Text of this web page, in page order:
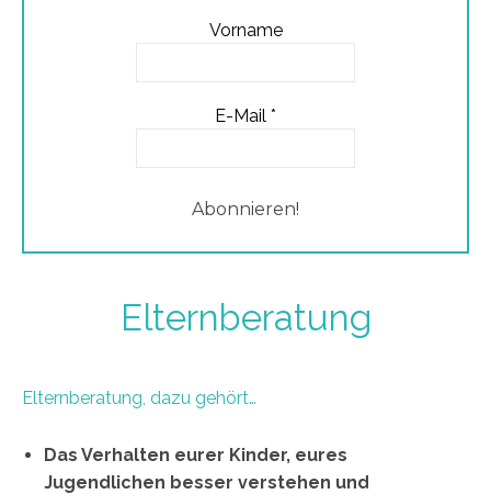
Vorname
E-Mail *
Elternberatung
Elternberatung, dazu gehört…
Das Verhalten eurer Kinder, eures
Jugendlichen besser verstehen und